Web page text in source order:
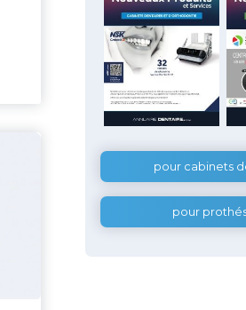
pour cabinets
pour